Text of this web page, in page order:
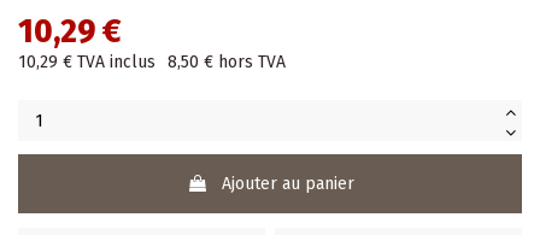
10,29 €
10,29 € TVA inclus 8,50 € hors TVA
Ajouter au panier